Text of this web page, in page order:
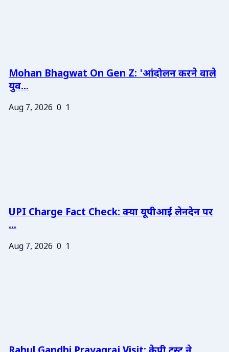
Mohan Bhagwat On Gen Z: 'आंदोलन करने वाले
युव...
Aug 7, 2026 0 1
UPI Charge Fact Check: क्या यूपीआई लेनदेन पर
...
Aug 7, 2026 0 1